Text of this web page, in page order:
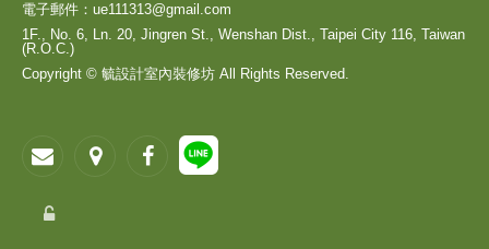
電子郵件：ue111313@gmail.com
1F., No. 6, Ln. 20, Jingren St., Wenshan Dist., Taipei City 116, Taiwan
(R.O.C.)
Copyright © 毓設計室內裝修坊 All Rights Reserved.